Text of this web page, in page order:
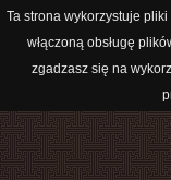
Ta strona wykorzystuje
włączoną obsługę
zgadzasz się na